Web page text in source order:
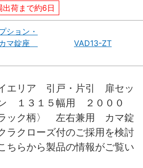
出荷まで約6日
ション・
マ錠座
VAD13-ZT
エリア 引戸・片引 扉セッ
１３１５幅用 ２０００
ック柄〉 左右兼用 カマ錠
クローズ付のご採用を検討
ちらから製品の情報がご覧い